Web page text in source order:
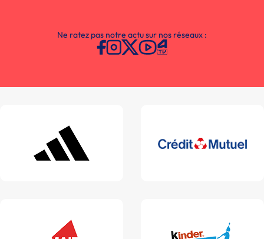
Ne ratez pas notre actu sur nos réseaux :